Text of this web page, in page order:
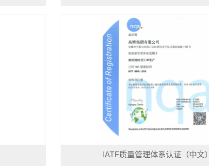
IATF质量管理体系认证（中文）